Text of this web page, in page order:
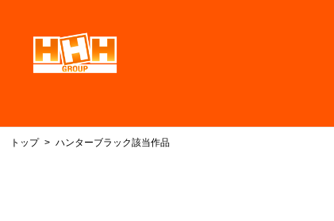
トップ ハンターブラック該当作品